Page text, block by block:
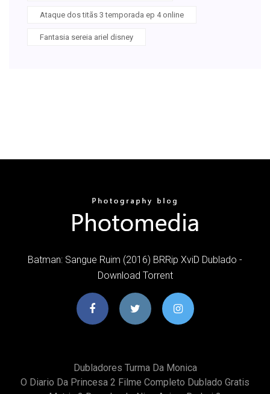
Ataque dos titãs 3 temporada ep 4 online
Fantasia sereia ariel disney
Batman: Sangue Ruim (2016) BRRip XviD Dublado -
Download Torrent
Dubladores Turma Da Monica
O Diario Da Princesa 2 Filme Completo Dublado Gratis